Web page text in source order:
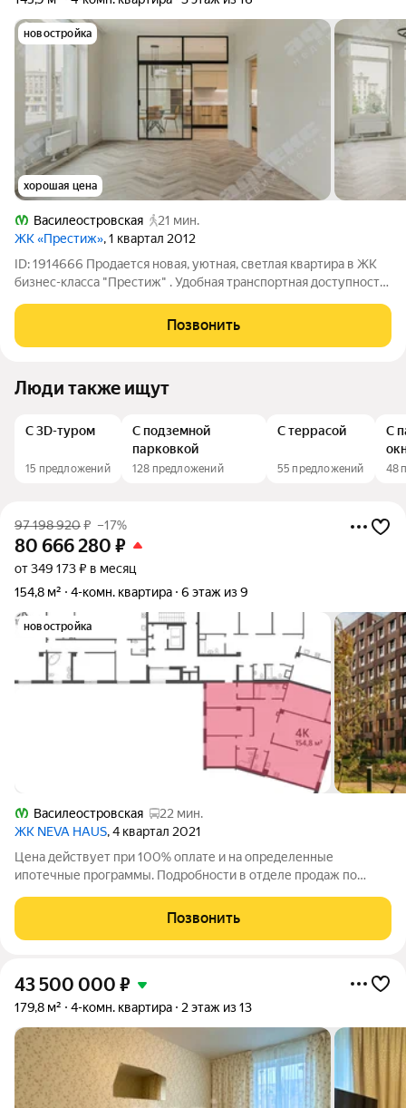
новостройка
хорошая цена
Василеостровская
21 мин.
ЖК «Престиж», 1 квартал 2012
ID: 1914666 Продается новая, уютная, светлая квартира в ЖК
бизнес-класса "Престиж" . Удобная транспортная доступность:
мин., стрелка В.О. - 7-10 мин, Невский пр. - 12мин., набережная
Лейтенанта
Позвонить
Люди также ищут
С 3D-туром
15 предложений
С подземной
парковкой
128 предложений
С террасой
55 предложений
С
48
97 198 920₽ –17%
80 666 280 ₽
от 349 173 ₽ в месяц
154,8 м²
4-комн. квартира 6 этаж из 9
новостройка
Василеостровская
22 мин.
ЖК NEVA HAUS, 4 квартал 2021
Цена действует при 100% оплате и на определенные
ипотечные программы. Подробности в отделе продаж по
HAUS» на 6 этаже. Общая площадь составляет 154.80 кв. м.
Квартира без отделки. Жилой комплекс
Позвонить
43 500 000 ₽
179,8 м² 4-комн. квартира 2 этаж из 13